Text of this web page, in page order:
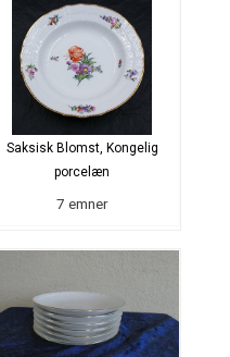
Saksisk Blomst, Kongelig
porcelæn
7 emner